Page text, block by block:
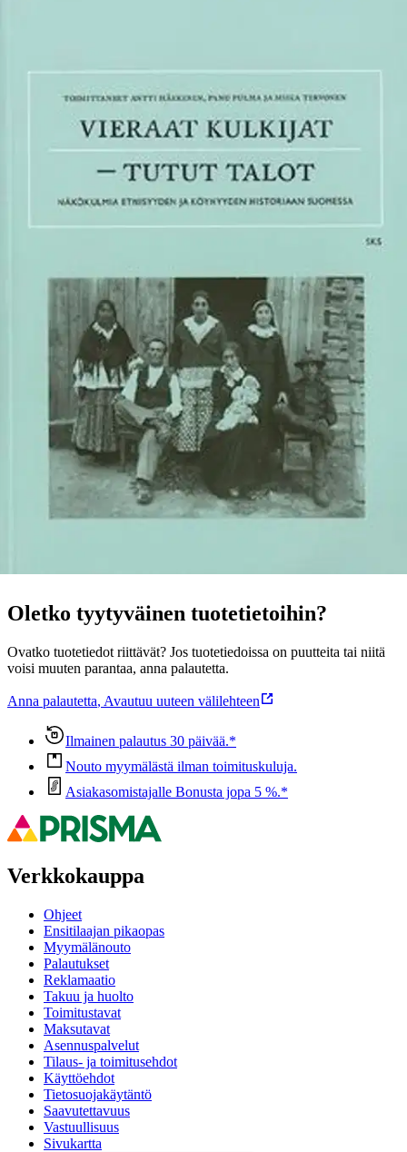
Ei saatavilla
Tuotekuvaus
talonpoikaisesta Suomesta. Meillä on kuitenkin ollut vuosisatainen
vähemmistöjen historia, joka on samalla kytkeytynyt
massamittaiseen köyhyyteen ja jyrkkiin sosiaalisiin jakolinjoihin.
Nämä 14 artikkelia antavat monipuolisen kuvan arkisista
kohtaamisista, köyhyydestä ja selviytymiskeinoista sekä poliittisista
yrityksistä hallita etnistä ja sosiaalista erilaisuutta 1800- ja 1900-
lukujen Suomessa. Kirjoittajat käsittelevät mm. juutalaisia
narinkkakauppiaita, venäläisten kansalaisjärjestötoimintaa,
suomalaisen "alaluokan", kulkureiden ja kiertävien romaneiden
toimeentuloa sekä karjalaisevakoiden sopeutumista uusille
asuinalueille.
tuotekuvausta
Ominaisuudet
Oletko tyytyväinen tuotetietoihin?
Ovatko tuotetiedot riittävät? Jos tuotetiedoissa on puutteita tai niitä
voisi muuten parantaa, anna palautetta.
Anna palautetta, Avautuu uuteen välilehteen
Ilmainen palautus 30 päivää.*
Nouto myymälästä ilman toimituskuluja.
Asiakasomistajalle Bonusta jopa 5 %.*
Verkkokauppa
Ohjeet
Ensitilaajan pikaopas
Myymälänouto
Palautukset
Reklamaatio
Takuu ja huolto
Toimitustavat
Maksutavat
Asennuspalvelut
Tilaus- ja toimitusehdot
Käyttöehdot
Tietosuojakäytäntö
Saavutettavuus
Vastuullisuus
Sivukartta